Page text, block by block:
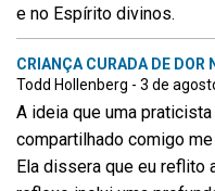
e no Espírito divinos.
CRIANÇA CURADA DE DOR
Todd Hollenberg - 3 de
A ideia que uma
compartilhado comigo
Ela dissera que eu reflito